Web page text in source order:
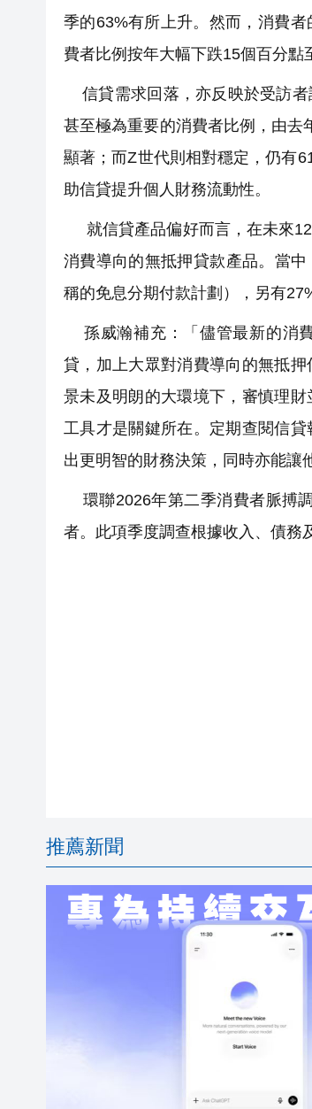
季的63%有所上升。然而，消費
費者比例按年大幅下跌15個百分點
信貸需求回落，亦反映於受訪者
甚至極為重要的消費者比例，由去
顯著；而Z世代則相對穩定，仍有
助信貸提升個人財務流動性。
就信貸產品偏好而言，在未來12
消費導向的無抵押貸款產品。當
稱的免息分期付款計劃），另有
孫威瀚補充：「儘管最新的消
貸，加上大眾對消費導向的無抵
景未及明朗的大環境下，審慎理
工具才是關鍵所在。定期查閱信
出更明智的財務決策，同時亦能讓
環聯2026年第二季消費者脈搏
者。此項季度調查根據收入、債務
推薦新聞